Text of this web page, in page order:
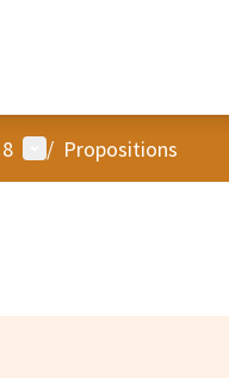
Menu utilisateur
/ Propositions